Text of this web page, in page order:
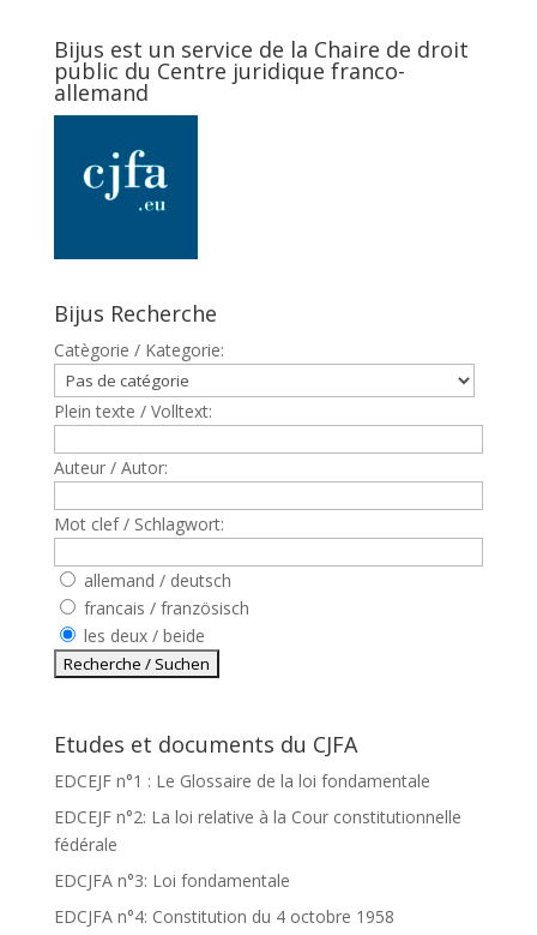
Bijus est un service de la Chaire de droit
public du Centre juridique franco-
allemand
Bijus Recherche
Catègorie / Kategorie:
Plein texte / Volltext:
Auteur / Autor:
Mot clef / Schlagwort:
allemand / deutsch
francais / französisch
les deux / beide
Etudes et documents du CJFA
EDCEJF n°1 : Le Glossaire de la loi fondamentale
EDCEJF n°2: La loi relative à la Cour constitutionnelle
fédérale
EDCJFA n°3: Loi fondamentale
EDCJFA n°4: Constitution du 4 octobre 1958